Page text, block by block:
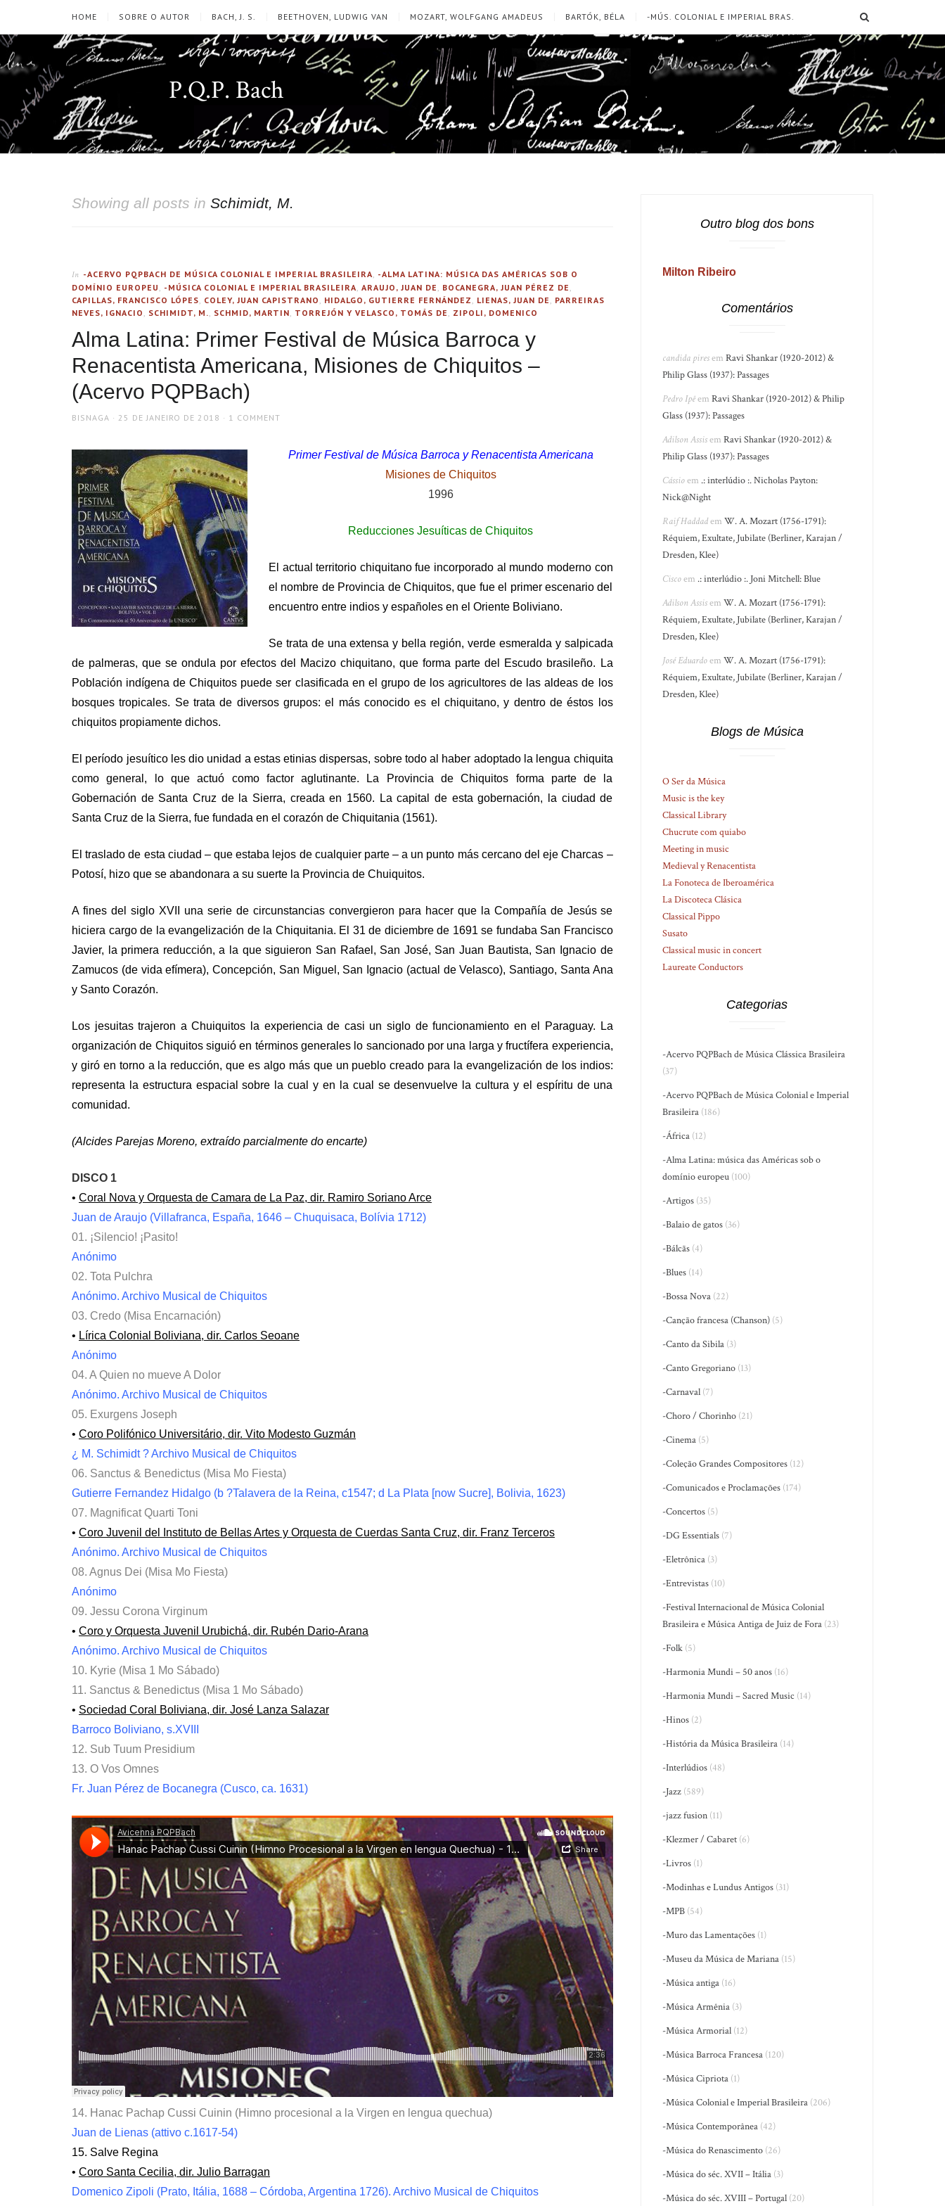
HOME SOBRE O AUTOR BACH, J. S. BEETHOVEN, LUDWIG VAN MOZART, WOLFGANG AMADEUS BARTÓK, BÉLA -MÚS. COLONIAL E IMPERIAL BRAS.
P.Q.P. Bach
Showing all posts in Schimidt, M.
In -ACERVO PQPBACH DE MÚSICA COLONIAL E IMPERIAL BRASILEIRA -ALMA LATINA: MÚSICA DAS AMÉRICAS SOB O
DOMÍNIO EUROPEU
-MÚSICA COLONIAL E IMPERIAL BRASILEIRA ARAUJO, JUAN DE BOCANEGRA, JUAN PÉREZ DE
CAPILLAS, FRANCISCO LÓPES COLEY, JUAN CAPISTRANO HIDALGO, GUTIERRE FERNÁNDEZ LIENAS, JUAN DE
PARREIRAS
NEVES, IGNACIO
SCHIMIDT, M. SCHMID, MARTIN TORREJÓN Y VELASCO, TOMÁS DE ZIPOLI, DOMENICO
Alma Latina: Primer Festival de Música Barroca y
Renacentista Americana, Misiones de Chiquitos –
(Acervo PQPBach)
AUTHOR
BISNAGA
POSTED
25 DE JANEIRO DE 2018 1 COMMENT
Primer Festival de Música Barroca y Renacentista Americana
Misiones de Chiquitos
1996
Reducciones Jesuíticas de Chiquitos
El actual territorio chiquitano fue incorporado al mundo moderno con
el nombre de Provincia de Chiquitos, que fue el primer escenario del
encuentro entre indios y españoles en el Oriente Boliviano.
Se trata de una extensa y bella región, verde esmeralda y salpicada
de palmeras, que se ondula por efectos del Macizo chiquitano, que forma parte del Escudo brasileño. La
Población indígena de Chiquitos puede ser clasificada en el grupo de los agricultores de las aldeas de los
bosques tropicales. Se trata de diversos grupos: el más conocido es el chiquitano, y dentro de éstos los
chiquitos propiamente dichos.
El período jesuítico les dio unidad a estas etinias dispersas, sobre todo al haber adoptado la lengua chiquita
como general, lo que actuó como factor aglutinante. La Provincia de Chiquitos forma parte de la
Gobernación de Santa Cruz de la Sierra, creada en 1560. La capital de esta gobernación, la ciudad de
Santa Cruz de la Sierra, fue fundada en el corazón de Chiquitania (1561).
El traslado de esta ciudad – que estaba lejos de cualquier parte – a un punto más cercano del eje Charcas –
Potosí, hizo que se abandonara a su suerte la Provincia de Chuiquitos.
A fines del siglo XVII una serie de circunstancias convergieron para hacer que la Compañía de Jesús se
hiciera cargo de la evangelización de la Chiquitania. El 31 de diciembre de 1691 se fundaba San Francisco
Javier, la primera reducción, a la que siguieron San Rafael, San José, San Juan Bautista, San Ignacio de
Zamucos (de vida efímera), Concepción, San Miguel, San Ignacio (actual de Velasco), Santiago, Santa Ana
y Santo Corazón.
Los jesuitas trajeron a Chuiquitos la experiencia de casi un siglo de funcionamiento en el Paraguay. La
organización de Chiquitos siguió en términos generales lo sancionado por una larga y fructífera experiencia,
y giró en torno a la reducción, que es algo más que un pueblo creado para la evangelización de los indios:
representa la estructura espacial sobre la cual y en la cual se desenvuelve la cultura y el espíritu de una
comunidad.
(Alcides Parejas Moreno, extraído parcialmente do encarte)
DISCO 1
• Coral Nova y Orquesta de Camara de La Paz, dir. Ramiro Soriano Arce
Juan de Araujo (Villafranca, España, 1646 – Chuquisaca, Bolívia 1712)
01. ¡Silencio! ¡Pasito!
Anónimo
02. Tota Pulchra
Anónimo. Archivo Musical de Chiquitos
03. Credo (Misa Encarnación)
• Lírica Colonial Boliviana, dir. Carlos Seoane
Anónimo
04. A Quien no mueve A Dolor
Anónimo. Archivo Musical de Chiquitos
05. Exurgens Joseph
• Coro Polifónico Universitário, dir. Vito Modesto Guzmán
¿ M. Schimidt ? Archivo Musical de Chiquitos
06. Sanctus & Benedictus (Misa Mo Fiesta)
Gutierre Fernandez Hidalgo (b ?Talavera de la Reina, c1547; d La Plata [now Sucre], Bolivia, 1623)
07. Magnificat Quarti Toni
• Coro Juvenil del Instituto de Bellas Artes y Orquesta de Cuerdas Santa Cruz, dir. Franz Terceros
Anónimo. Archivo Musical de Chiquitos
08. Agnus Dei (Misa Mo Fiesta)
Anónimo
09. Jessu Corona Virginum
• Coro y Orquesta Juvenil Urubichá, dir. Rubén Dario-Arana
Anónimo. Archivo Musical de Chiquitos
10. Kyrie (Misa 1 Mo Sábado)
11. Sanctus & Benedictus (Misa 1 Mo Sábado)
• Sociedad Coral Boliviana, dir. José Lanza Salazar
Barroco Boliviano, s.XVIII
12. Sub Tuum Presidium
13. O Vos Omnes
Fr. Juan Pérez de Bocanegra (Cusco, ca. 1631)
14. Hanac Pachap Cussi Cuinin (Himno procesional a la Virgen en lengua quechua)
Juan de Lienas (attivo c.1617-54)
15. Salve Regina
• Coro Santa Cecilia, dir. Julio Barragan
Domenico Zipoli (Prato, Itália, 1688 – Córdoba, Argentina 1726). Archivo Musical de Chiquitos
Outro blog dos bons
Milton Ribeiro
Comentários
candida piresemRavi Shankar (1920-2012) &
Philip Glass (1937): Passages
Pedro IpêemRavi Shankar (1920-2012) & Philip
Glass (1937): Passages
Adilson AssisemRavi Shankar (1920-2012) &
Philip Glass (1937): Passages
Cássioem .: interlúdio :. Nicholas Payton:
Nick@Night
Raif HaddademW. A. Mozart (1756-1791):
Réquiem, Exultate, Jubilate (Berliner, Karajan /
Dresden, Klee)
Ciscoem .: interlúdio :. Joni Mitchell: Blue
Adilson AssisemW. A. Mozart (1756-1791):
Réquiem, Exultate, Jubilate (Berliner, Karajan /
Dresden, Klee)
José EduardoemW. A. Mozart (1756-1791):
Réquiem, Exultate, Jubilate (Berliner, Karajan /
Dresden, Klee)
Blogs de Música
O Ser da Música
Music is the key
Classical Library
Chucrute com quiabo
Meeting in music
Medieval y Renacentista
La Fonoteca de Iberoamérica
La Discoteca Clásica
Classical Pippo
Susato
Classical music in concert
Laureate Conductors
Categorias
-Acervo PQPBach de Música Clássica Brasileira
(37)
-Acervo PQPBach de Música Colonial e Imperial
Brasileira (186)
-África (12)
-Alma Latina: música das Américas sob o
domínio europeu (100)
-Artigos (35)
-Balaio de gatos (36)
-Bálcãs (4)
-Blues (14)
-Bossa Nova (22)
-Canção francesa (Chanson) (5)
-Canto da Sibila (3)
-Canto Gregoriano (13)
-Carnaval (7)
-Choro / Chorinho (21)
-Cinema (5)
-Coleção Grandes Compositores (12)
-Comunicados e Proclamações (174)
-Concertos (5)
-DG Essentials (7)
-Eletrônica (3)
-Entrevistas (10)
-Festival Internacional de Música Colonial
Brasileira e Música Antiga de Juiz de Fora (23)
-Folk (5)
-Harmonia Mundi – 50 anos (16)
-Harmonia Mundi – Sacred Music (14)
-Hinos (2)
-História da Música Brasileira (14)
-Interlúdios (48)
-Jazz (589)
-jazz fusion (11)
-Klezmer / Cabaret (6)
-Livros (1)
-Modinhas e Lundus Antigos (31)
-MPB (54)
-Muro das Lamentações (1)
-Museu da Música de Mariana (15)
-Música antiga (16)
-Música Armênia (3)
-Música Armorial (12)
-Música Barroca Francesa (120)
-Música Cipriota (1)
-Música Colonial e Imperial Brasileira (206)
-Música Contemporânea (42)
-Música do Renascimento (26)
-Música do séc. XVII – Itália (3)
-Música do séc. XVIII – Portugal (20)